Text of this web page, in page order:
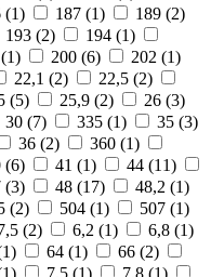
(1) 187 (1) 189 (2)
193 (2) 194 (1)
1) 200 (6) 202 (1)
22,1 (2) 22,5 (2)
(5) 25,9 (2) 26 (3)
30 (7) 335 (1) 35 (3)
36 (2) 360 (1)
(6) 41 (1) 44 (11)
(3) 48 (17) 48,2 (1)
(2) 504 (1) 507 (1)
(2) 6,2 (1) 6,8 (1)
1) 64 (1) 66 (2)
1) 7,5 (1) 7,8 (1)